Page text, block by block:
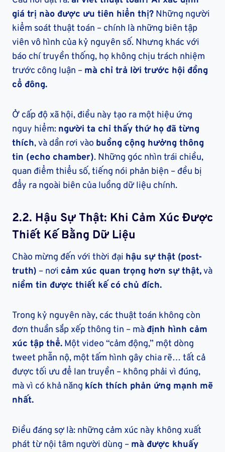
giá trị nào được ưu tiên hiển thị? Những người
kiểm soát thuật toán – chính là những biên tập
viên vô hình của kỷ nguyên số. Nhưng khác với
báo chí truyền thống, họ không chịu trách nhiệm
trước công luận – mà chỉ trả lời trước hội đồng
cổ đông.
Ở cấp độ xã hội, điều này tạo ra một hiệu ứng
nguy hiểm: người ta chỉ thấy thứ họ đã từng
thích, và dần rơi vào buồng cộng hưởng thông
tin (echo chamber). Những góc nhìn trái chiều,
quan điểm thiểu số, tiếng nói phản biện – đều bị
đẩy ra ngoài biên của luồng dữ liệu chính.
2.2. Hậu Sự Thật: Khi Cảm Xúc Được
Thiết Kế Bằng Dữ Liệu
Chào mừng đến với thời đại hậu sự thật (post-
truth) – nơi cảm xúc quan trọng hơn sự thật,và
niềm tin được thiết kế có chủ đích.
Trong kỷ nguyên này, các thuật toán không còn
đơn thuần sắp xếp thông tin – mà định hình cảm
xúc tập thể. Một video “cảm động,” một dòng
tweet phẫn nộ, một tấm hình gây chia rẽ… tất cả
được tối ưu để lan truyền – không phải vì đúng,
mà vì có khả năng kích thích phản ứng mạnh mẽ
nhất.
Điều đáng sợ là: những cảm xúc này không xuất
phát từ nội tâm người dùng – mà được khuấy